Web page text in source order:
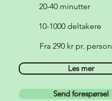
20-40 minutter
10-1000 deltakere
Fra 290 kr pr. person
Les mer
Send forespørsel